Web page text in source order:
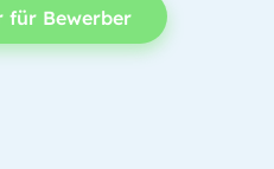
für Bewerber